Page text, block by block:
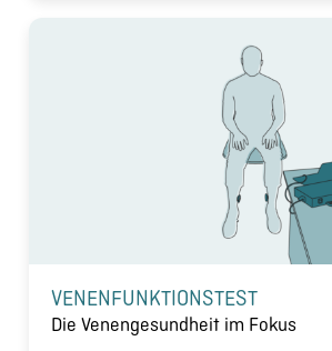
VENENFUNKTIONSTEST
Die Venengesundheit im Fokus